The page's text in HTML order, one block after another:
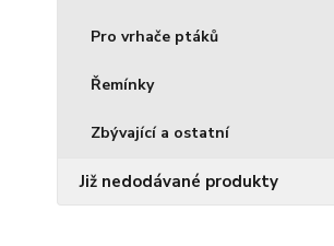
Pro vrhače ptáků
Řemínky
Zbývající a ostatní
Již nedodávané produkty